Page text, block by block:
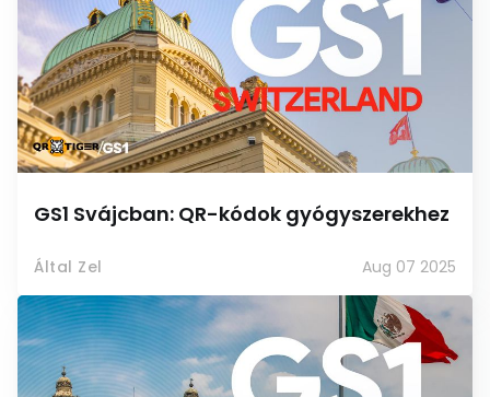
GS1 Svájcban: QR-kódok gyógyszerekhez
Által Zel Aug 07 2025